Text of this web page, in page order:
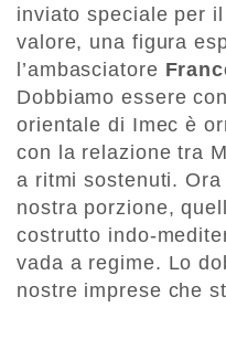
inviato speciale per
valore, una figura
l’ambasciatore
Dobbiamo essere
orientale di Imec è
con la relazione tra
a ritmi sostenuti.
nostra porzione,
costrutto indo-
vada a regime. Lo
nostre imprese che